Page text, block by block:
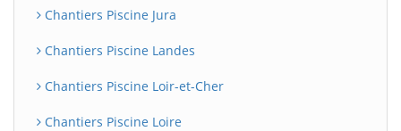
Chantiers Piscine Jura
Chantiers Piscine Landes
Chantiers Piscine Loir-et-Cher
Chantiers Piscine Loire